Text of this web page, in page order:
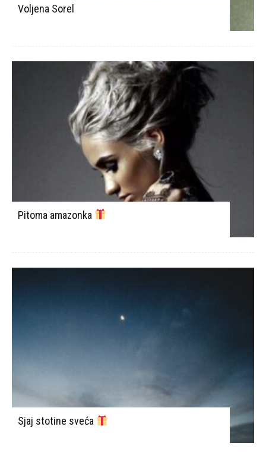
Voljena Sorel
Pitoma amazonka
Sjaj stotine sveća